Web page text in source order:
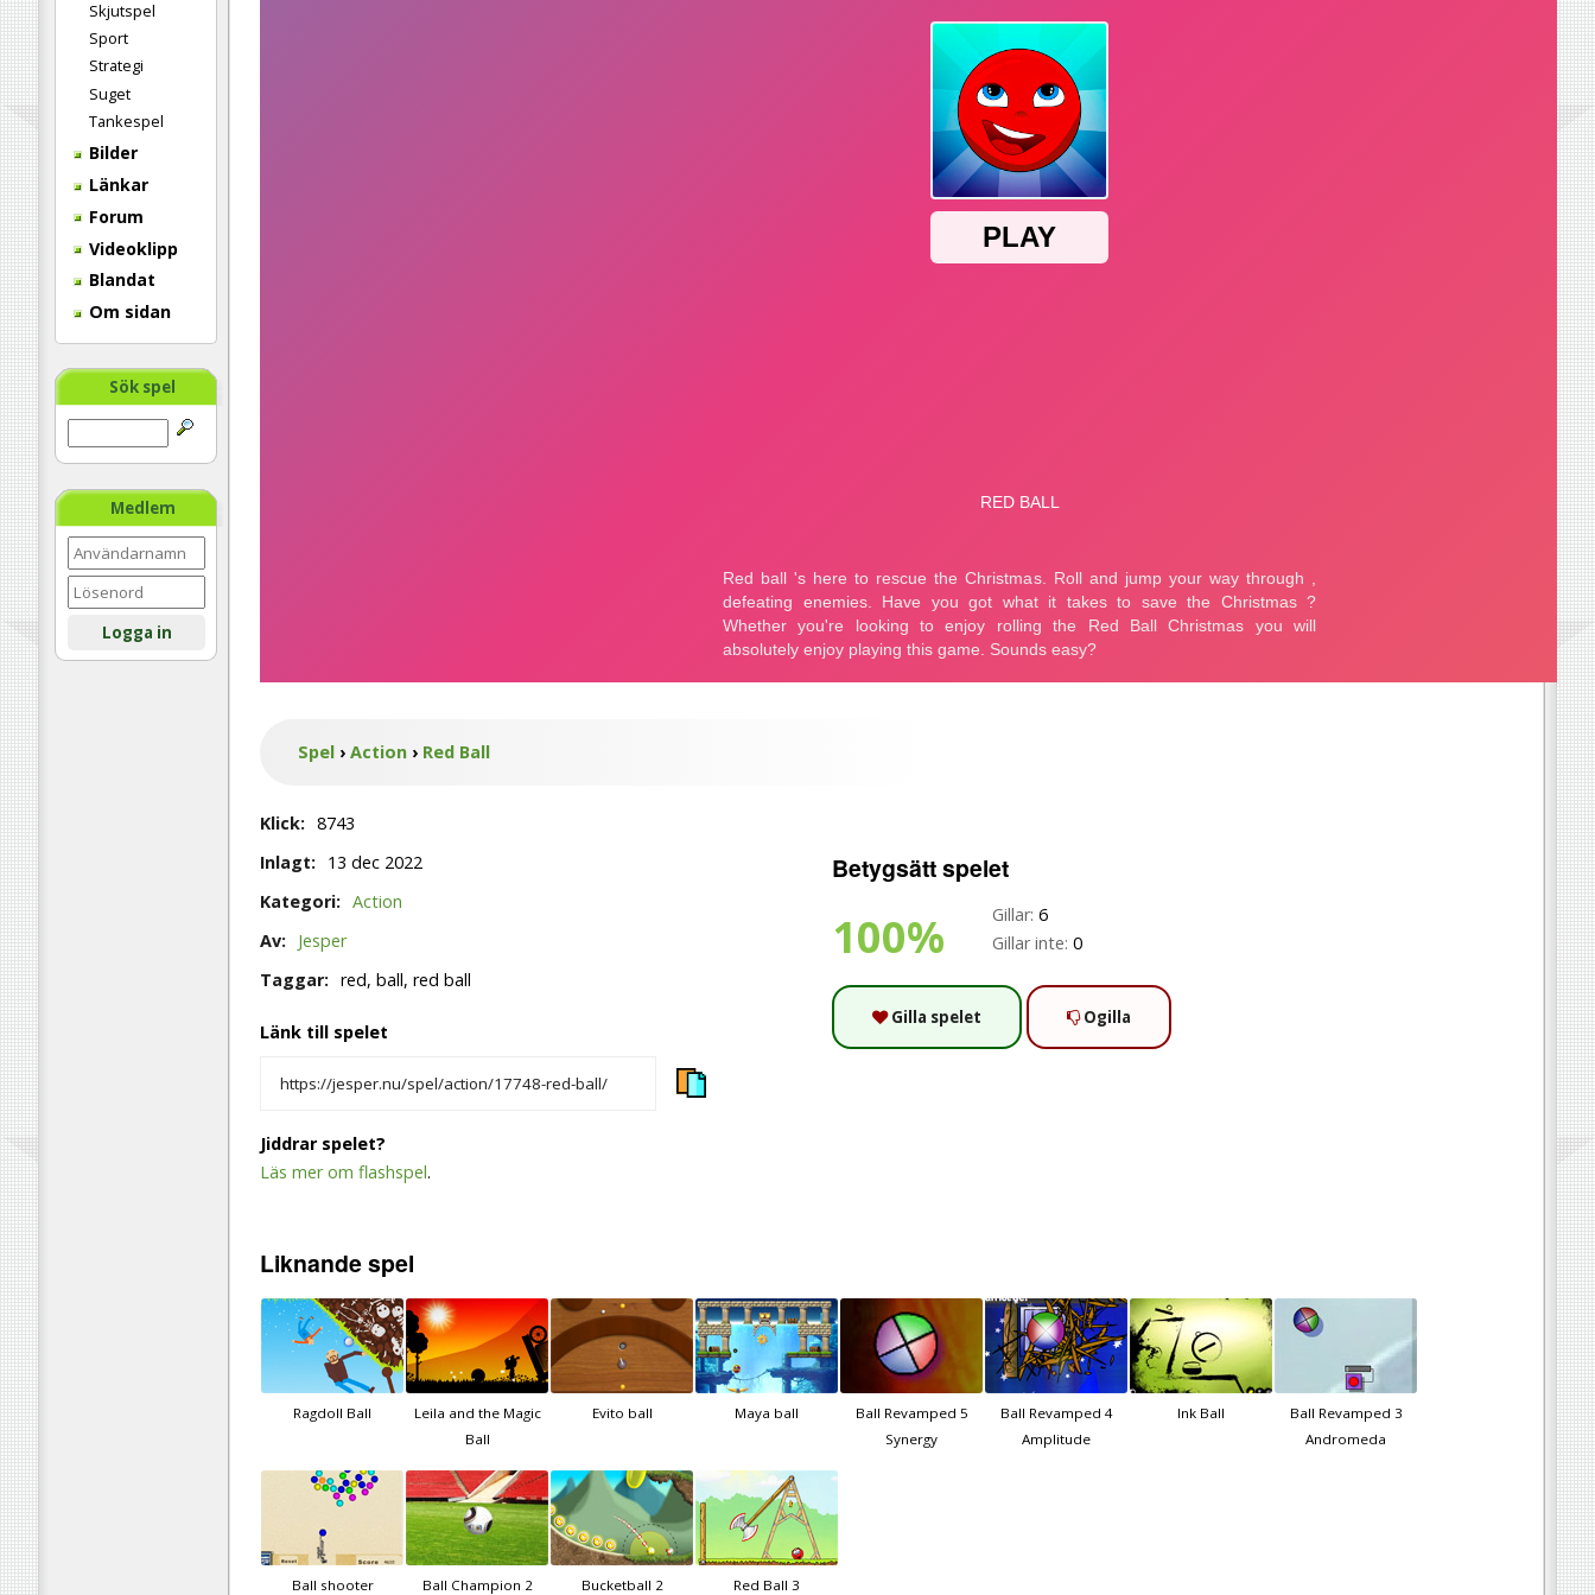
Skjutspel
Sport
Strategi
Suget
Tankespel
Bilder
Länkar
Forum
Videoklipp
Blandat
Om sidan
Sök spel
Medlem
Logga in
Spel › Action › Red Ball
Betygsätt spelet
100% Gillar: 6
Gillar inte: 0
Gilla spelet Ogilla
Klick: 8743
Inlagt:
13 dec 2022
Kategori: Action
Av:
Jesper
Taggar: red, ball, red ball
Länk till spelet
Jiddrar spelet?
Läs mer om flashspel.
Liknandespel
Ragdoll Ball
Leila and the Magic
Ball
Evito ball Maya ball
Ball Revamped 5
Synergy
Ball Revamped 4
Amplitude
Ink Ball
Ball Revamped 3
Andromeda
Ball shooter Ball Champion 2 Bucketball 2 Red Ball 3